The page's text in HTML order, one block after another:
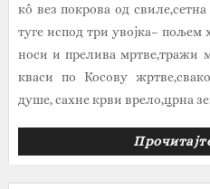
кô вез покрова од
туге испод три увојка– пољем
носи и прелива мртве,тражи
кваси по Косову
душе, сахне крви врело,црна